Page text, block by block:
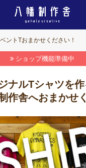
ントTおまかせください！
ショップ機能準備中
ナルTシャツを
作舎へおまかせ